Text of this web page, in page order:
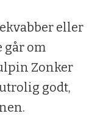
eller
går om
Zonker
godt,